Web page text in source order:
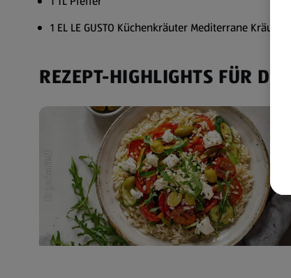
1 EL LE GUSTO Küchenkräuter Mediterrane Kräuter
REZEPT-HIGHLIGHTS FÜR